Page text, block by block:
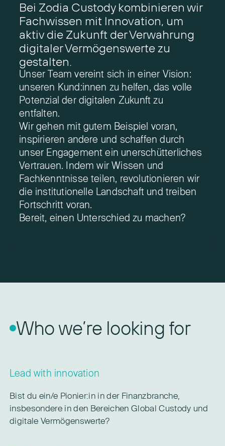
Bei Zodia Custody kombinieren wir
Fachwissen mit Innovation, um
aktiv die Zukunft der Verwahrung
digitaler Vermögenswerte zu
gestalten.
Unser Team vereint sich in einer Vision:
unseren Kund:innen zu helfen, das volle
Potenzial der digitalen Zukunft zu
entfalten.
Wir gehen mit gutem Beispiel voran,
inspirieren andere und schaffen durch
unser Engagement ein unerschütterliches
Vertrauen. Indem wir Wissen und
Fachkenntnisse teilen, revolutionieren wir
die institutionelle Landschaft und treiben
Fortschritt voran.
Bereit, einen Unterschied zu machen?
Who we’re looking for
Lead with innovation
Bist du ein/e Pionier:in in der Finanzbranche,
insbesondere in den Bereichen Global Custody und
digitale Vermögenswerte?